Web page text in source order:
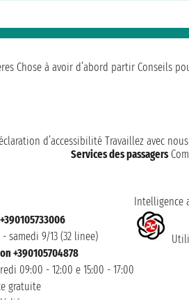
Chose à avoir d’abord partir Conseils
d’accessibilité Travaillez avec nous
Services des passagers
samedi 9/13 (32 linee)
+390105704878
09:00 - 12:00 e 15:00 - 17:00
gratuite
Intelligence